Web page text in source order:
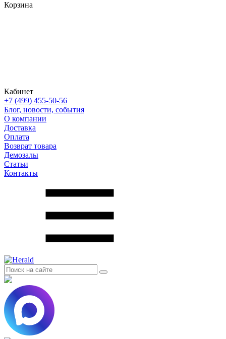
Корзина
Кабинет
+7 (499) 455-50-56
Блог, новости, события
О компании
Доставка
Оплата
Возврат товара
Демозалы
Статьи
Контакты